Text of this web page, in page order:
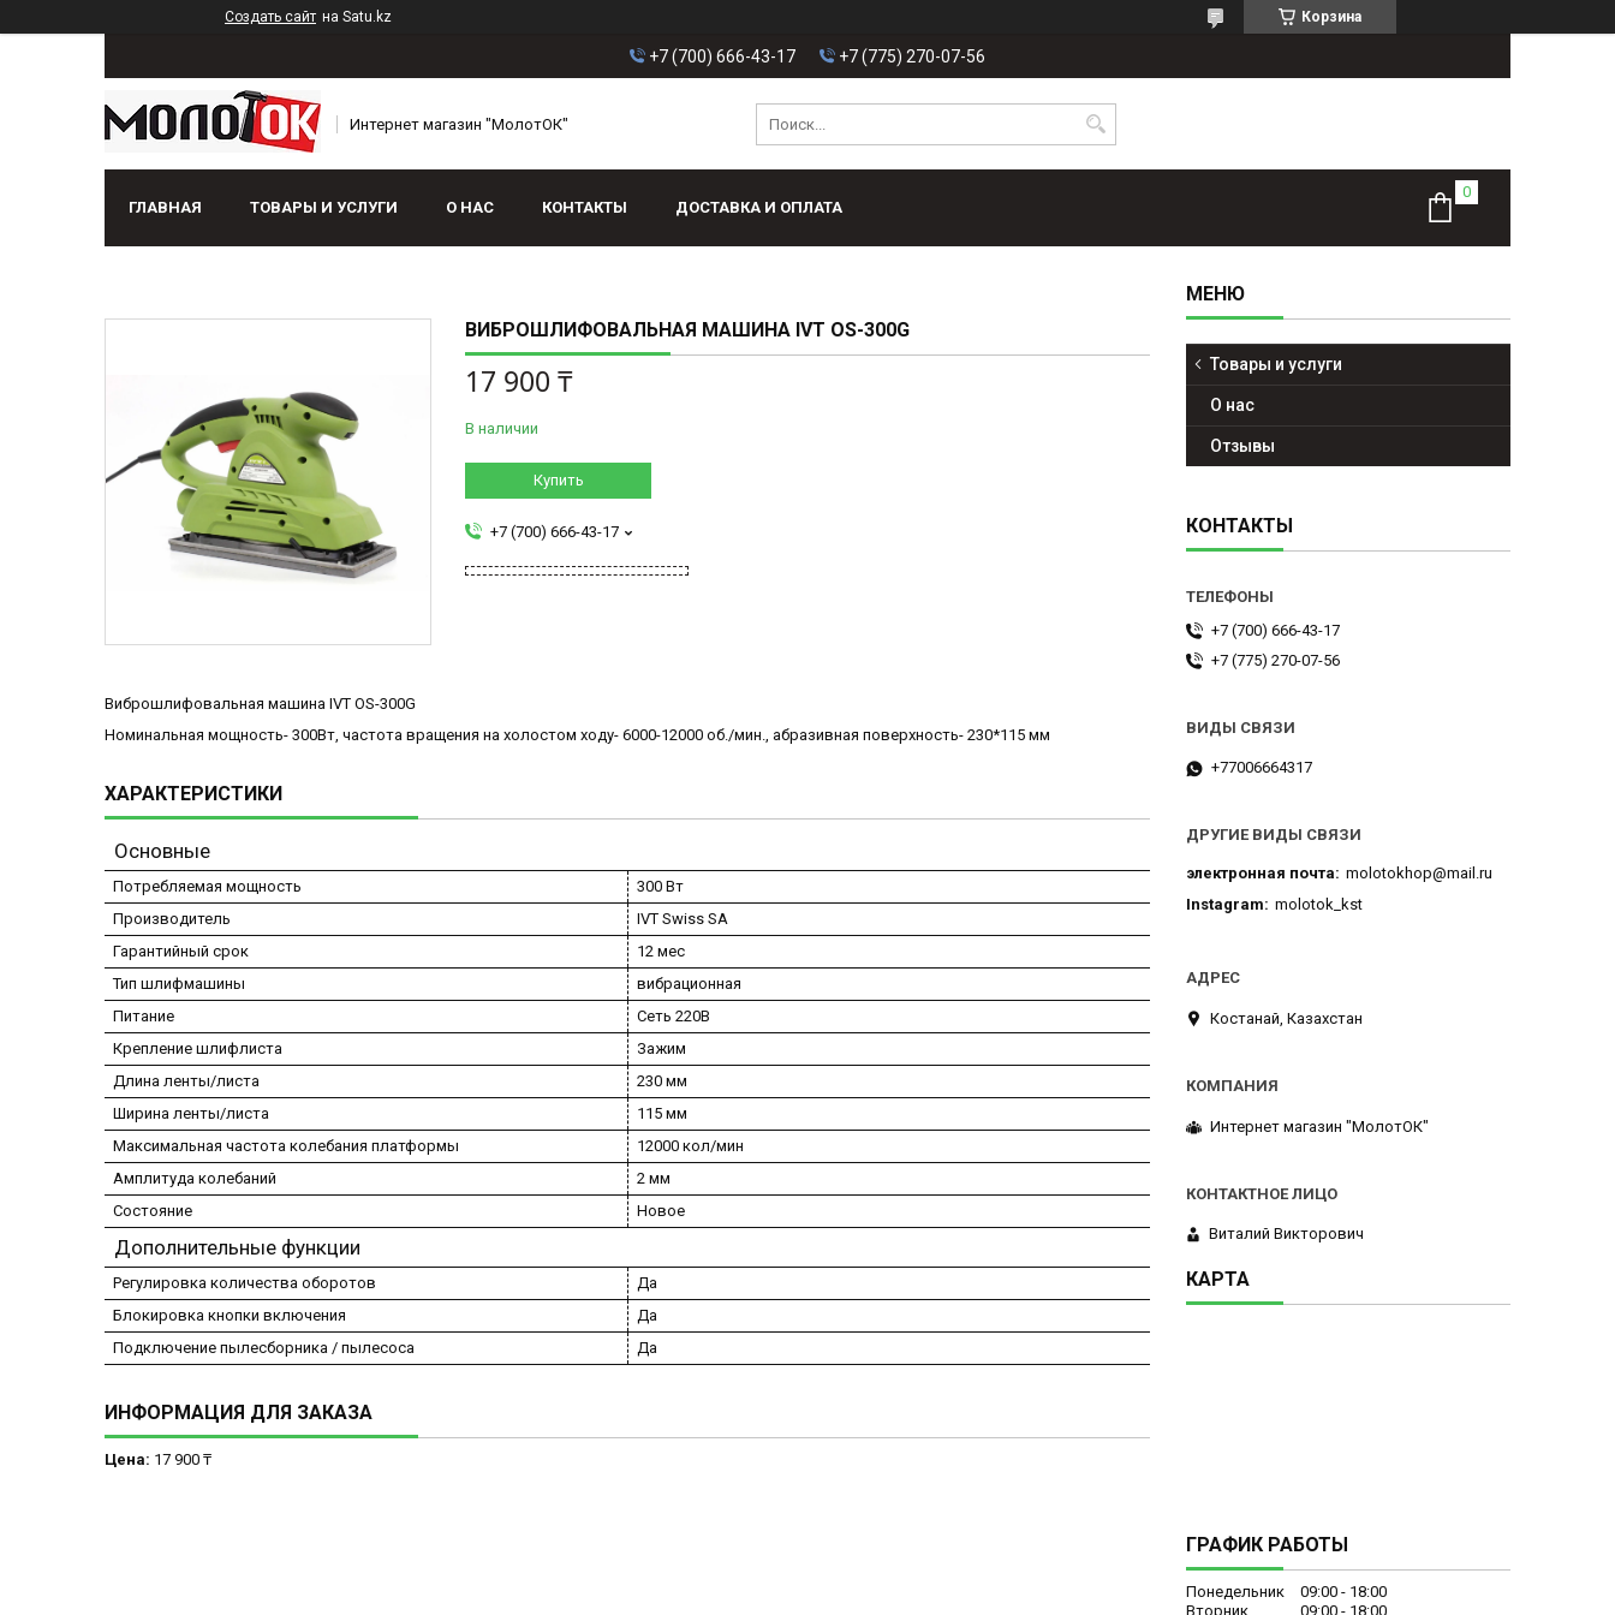
Создать сайт на Satu.kz Корзина
+7 (700) 666-43-17 +7 (775) 270-07-56
Интернет магазин "МолотОК"
ГЛАВНАЯ ТОВАРЫ И УСЛУГИ О НАС КОНТАКТЫ ДОСТАВКА И ОПЛАТА
ВИБРОШЛИФОВАЛЬНАЯ МАШИНА IVT OS-300G
17 900 ₸
В наличии
Купить
+7 (700) 666-43-17
Виброшлифовальная машина IVT OS-300G
Номинальная мощность- 300Вт, частота вращения на холостом ходу- 6000-12000 об./мин., абразивная поверхность- 230*115 мм
ХАРАКТЕРИСТИКИ
Основные
Потребляемая мощность
300 Вт
Производитель
IVT Swiss SA
Гарантийный срок
12 мес
Тип шлифмашины
вибрационная
Питание
Сеть 220В
Крепление шлифлиста
Зажим
Длина ленты/листа
230 мм
Ширина ленты/листа
115 мм
Максимальная частота колебания платформы
12000 кол/мин
Амплитуда колебаний
2 мм
Состояние
Новое
Дополнительные функции
Регулировка количества оборотов
Да
Блокировка кнопки включения
Да
Подключение пылесборника / пылесоса
Да
ИНФОРМАЦИЯ ДЛЯ ЗАКАЗА
Цена: 17 900 ₸
Товары и услуги
О нас
Отзывы
КОНТАКТЫ
+7 (700) 666-43-17
+7 (775) 270-07-56
+77006664317
ДРУГИЕ ВИДЫ СВЯЗИ
электронная почта
molotokhop@mail.ru
Instagram
molotok_kst
Костанай, Казахстан
Интернет магазин "МолотОК"
Виталий Викторович
КАРТА
ГРАФИК РАБОТЫ
Понедельник 09:00
18:00
Вторник
09:00 18:00